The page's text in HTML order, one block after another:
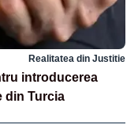
Realitatea din Justitie
introducerea
din Turcia